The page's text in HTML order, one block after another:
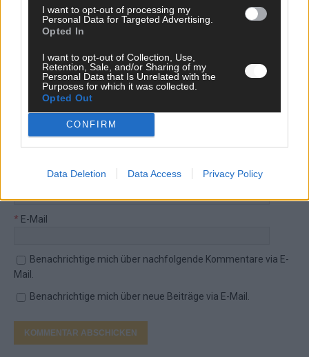
I want to opt-out of processing my
Personal Data for Targeted Advertising.
Opted In
I want to opt-out of Collection, Use,
Retention, Sale, and/or Sharing of my
Personal Data that Is Unrelated with the
Purposes for which it was collected.
Opted Out
CONFIRM
Data Deletion Data Access Privacy Policy
jeden Kommentar kurz. Beiträge, die unsere
Netiquette
respektieren, werden freigeschaltet; Hassrede, Beleidigungen,
gelten unsereDatenschutzvereinbarungen
Kommentar
Vor- und Nachname
* E-Mail
Benachrichtige mich über nachfolgende Kommentare via E-
Mail.
Benachrichtige mich über neue Beiträge via E-Mail.